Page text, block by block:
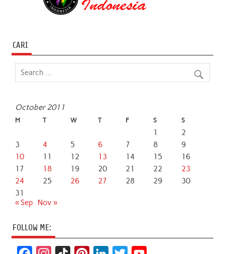
CARI
October 2011
M T W T F S S
1
2
3
4 5 6 7 8
9
10
11 12 13 14 15
16
17
18 19 20 21 22
23
24
25 26 27 28 29
30
31
« Sep
Nov »
FOLLOW ME: